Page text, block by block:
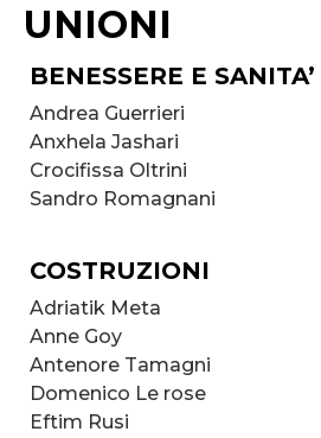
UNIONI
BENESSERE E SANITA’
Andrea Guerrieri
Anxhela Jashari
Crocifissa Oltrini
Sandro Romagnani
COSTRUZIONI
Adriatik Meta
Anne Goy
Antenore Tamagni
Domenico Le rose
Eftim Rusi